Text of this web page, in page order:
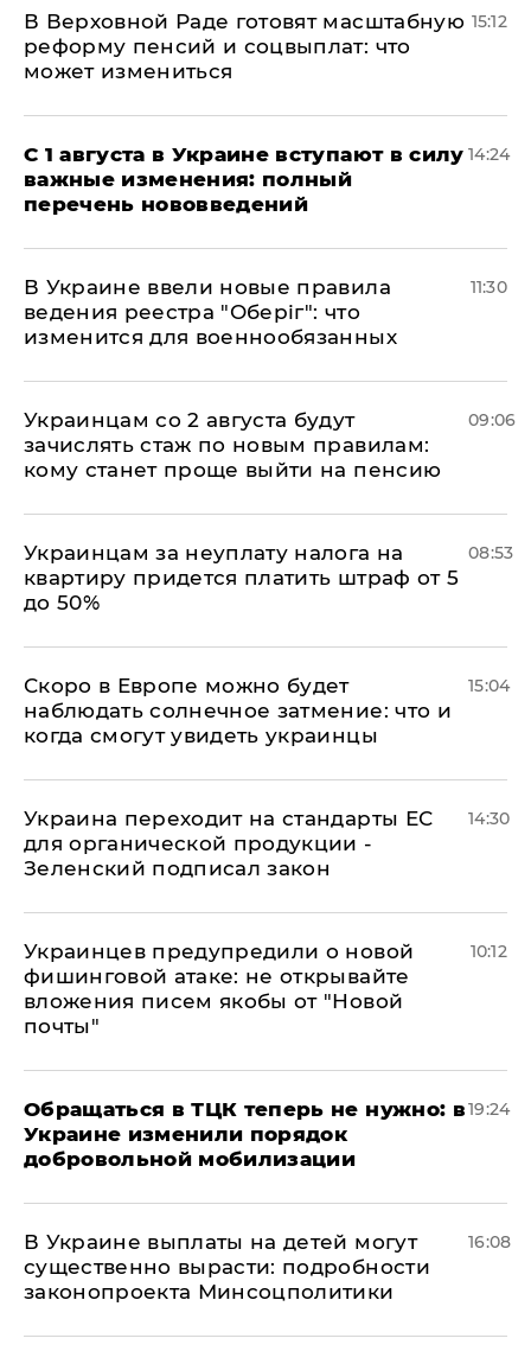
В Верховной Раде готовят масштабную
реформу пенсий и соцвыплат: что
может измениться
15:12
С 1 августа в Украине вступают в силу
важные изменения: полный
перечень нововведений
14:24
В Украине ввели новые правила
ведения реестра "Оберіг": что
изменится для военнообязанных
11:30
Украинцам со 2 августа будут
зачислять стаж по новым правилам:
кому станет проще выйти на пенсию
09:06
Украинцам за неуплату налога на
квартиру придется платить штраф от 5
до 50%
08:53
Скоро в Европе можно будет
наблюдать солнечное затмение: что и
когда смогут увидеть украинцы
15:04
Украина переходит на стандарты ЕС
для органической продукции -
Зеленский подписал закон
14:30
Украинцев предупредили о новой
фишинговой атаке: не открывайте
вложения писем якобы от "Новой
почты"
10:12
Обращаться в ТЦК теперь не нужно: в
Украине изменили порядок
добровольной мобилизации
19:24
В Украине выплаты на детей могут
существенно вырасти: подробности
законопроекта Минсоцполитики
16:08